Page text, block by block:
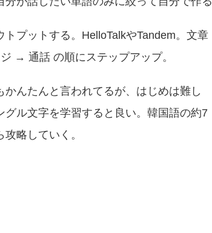
プットする。HelloTalkやTandem。文章
→ 通話 の順にステップアップ。
んたんと言われてるが、はじめは難し
グル文字を学習すると良い。韓国語の約7
略していく。